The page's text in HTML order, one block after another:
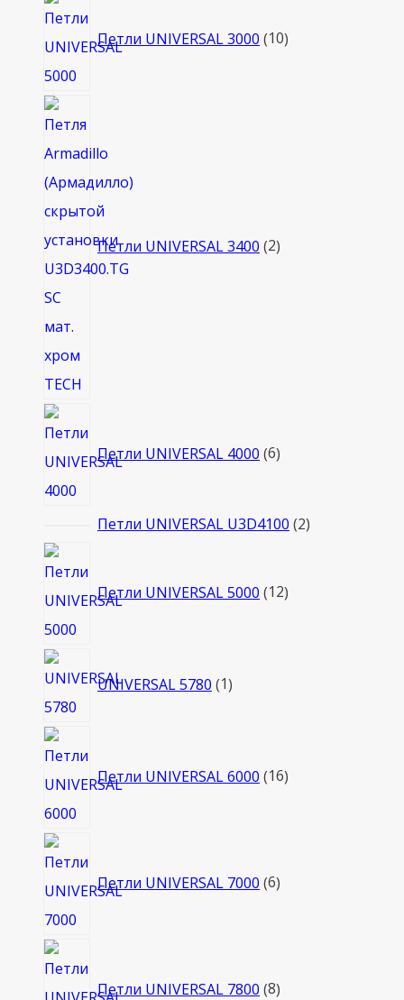
Петли UNIVERSAL 3000 10товаров
Петли UNIVERSAL 3400 2
Петли UNIVERSAL 4000 6товаров
Петли UNIVERSAL U3D4100 22
Петли UNIVERSAL 5000 12товаров
UNIVERSAL 5780 1товар
Петли UNIVERSAL 6000 16товаров
Петли UNIVERSAL 7000 6товаров
Петли UNIVERSAL 7800 8товаров